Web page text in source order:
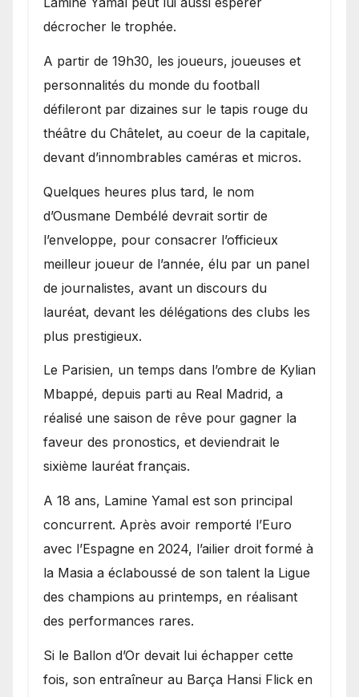
décrocher le trophée.
A partir de 19h30, les joueurs, joueuses et
personnalités du monde du football
défileront par dizaines sur le tapis rouge du
théâtre du Châtelet, au coeur de la capitale,
devant d’innombrables caméras et micros.
Quelques heures plus tard, le nom
d’Ousmane Dembélé devrait sortir de
l’enveloppe, pour consacrer l’officieux
meilleur joueur de l’année, élu par un panel
de journalistes, avant un discours du
lauréat, devant les délégations des clubs les
plus prestigieux.
Le Parisien, un temps dans l’ombre de Kylian
Mbappé, depuis parti au Real Madrid, a
réalisé une saison de rêve pour gagner la
faveur des pronostics, et deviendrait le
sixième lauréat français.
A 18 ans, Lamine Yamal est son principal
concurrent. Après avoir remporté l’Euro
avec l’Espagne en 2024, l’ailier droit formé à
la Masia a éclaboussé de son talent la Ligue
des champions au printemps, en réalisant
des performances rares.
Si le Ballon d’Or devait lui échapper cette
fois, son entraîneur au Barça Hansi Flick en